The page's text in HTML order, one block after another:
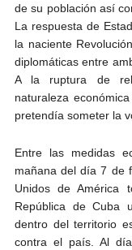
de su población así
La respuesta de
la naciente
diplomáticas entre
A la ruptura de
naturaleza
pretendía someter la
Entre las medidas
mañana del día 7 de
Unidos de América
República de Cuba
dentro del territorio
contra el país. Al